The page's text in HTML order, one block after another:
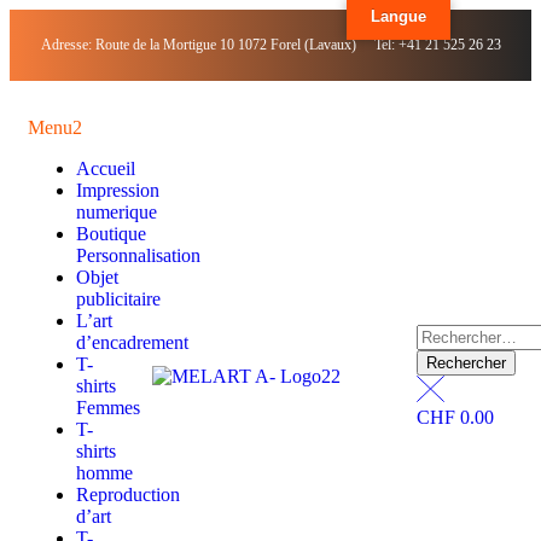
Adresse: Route de la Mortigue 10 1072 Forel (Lavaux) Tel: +41 21 525 26 23
Menu2
Accueil
Impression
numerique
Boutique
Personnalisation
Objet
publicitaire
L’art
d’encadrement
T-
shirts
Femmes
T-
shirts
homme
Reproduction
d’art
CHF0.00
Langue